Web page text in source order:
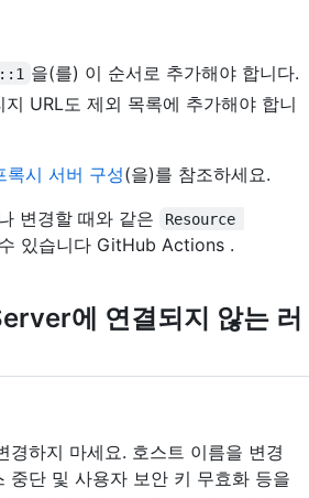
::1 을(를) 이 순서로 추가해야 합니다.
URL도 제외 목록에 추가해야 합니
록시 서버 구성(을)를 참조하세요.
변경할 때와 같은
Resource
있습니다 GitHub Actions .
에 연결되지 않는 러
하지 마세요. 호스트 이름을 변경
중단 및 사용자 보안 키 무효화 등을